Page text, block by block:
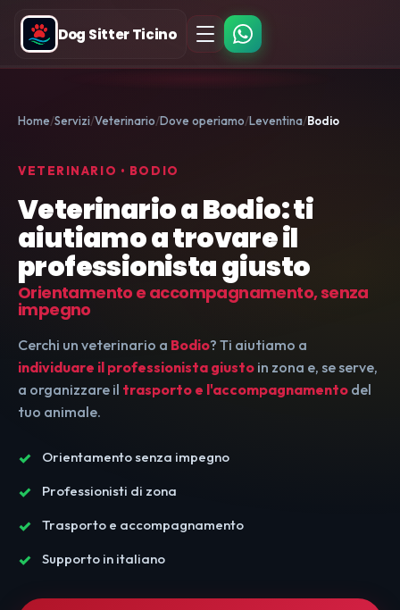
Dog Sitter Ticino
Home Servizi Veterinario Dove operiamo Leventina Bodio
VETERINARIO • BODIO
Veterinario a Bodio: ti
aiutiamo a trovare il
professionista giusto
Orientamento e accompagnamento, senza
impegno
Cerchi un veterinario a Bodio? Ti aiutiamo a
individuare il professionista giusto in zona e, se serve,
a organizzare il trasporto e l'accompagnamento del
tuo animale.
Orientamento senza impegno
Professionisti di zona
Trasporto e accompagnamento
Supporto in italiano